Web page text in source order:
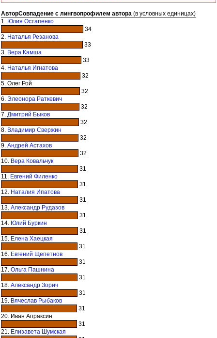
АвторСовпадение с лингвопрофилем автора (в условных единицах)
1. Юлия Остапенко
34
2. Наталья Резанова
33
3. Вера Камша
33
4. Наталья Игнатова
32
5. Олег Рой
32
6. Элеонора Раткевич
32
7. Дмитрий Быков
32
8. Владимир Свержин
32
9. Андрей Астахов
32
10. Вера Ковальчук
31
11. Евгений Филенко
31
12. Наталия Ипатова
31
13. Александр Рудазов
31
14. Юлий Буркин
31
15. Елена Хаецкая
31
16. Евгений Щепетнов
31
17. Ольга Пашнина
31
18. Александр Зорич
31
19. Вячеслав Рыбаков
31
20. Иван Апраксин
31
21. Елизавета Шумская